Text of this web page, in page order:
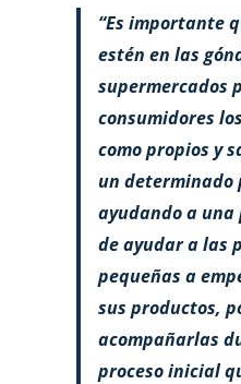
“Es importante
estén en las
supermercados
consumidores
como propios y
un determinado
ayudando a una
de ayudar a las
pequeñas a
sus productos,
acompañarlas
proceso inicial